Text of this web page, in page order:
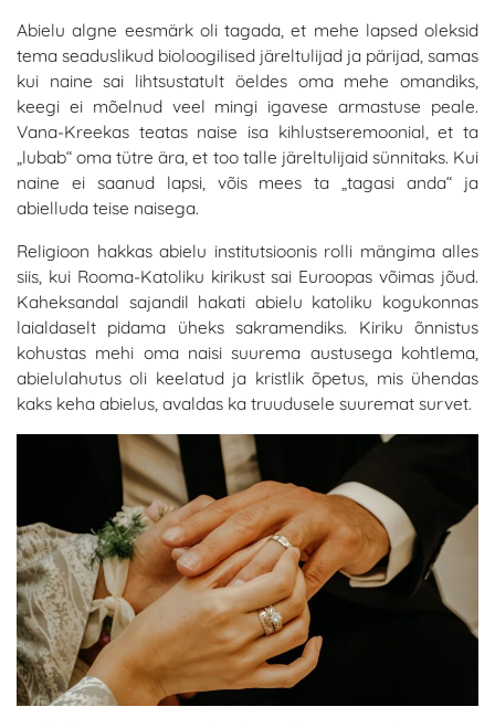
Abielu algne eesmärk oli tagada, et mehe lapsed oleksid
tema seaduslikud bioloogilised järeltulijad ja pärijad, samas
kui naine sai lihtsustatult öeldes oma mehe omandiks,
keegi ei mõelnud veel mingi igavese armastuse peale.
Vana-Kreekas teatas naise isa kihlustseremoonial, et ta
„lubab“ oma tütre ära, et too talle järeltulijaid sünnitaks. Kui
naine ei saanud lapsi, võis mees ta „tagasi anda“ ja
abielluda teise naisega.
Religioon hakkas abielu institutsioonis rolli mängima alles
siis, kui Rooma-Katoliku kirikust sai Euroopas võimas jõud.
Kaheksandal sajandil hakati abielu katoliku kogukonnas
laialdaselt pidama üheks sakramendiks. Kiriku õnnistus
kohustas mehi oma naisi suurema austusega kohtlema,
abielulahutus oli keelatud ja kristlik õpetus, mis ühendas
kaks keha abielus, avaldas ka truudusele suuremat survet.